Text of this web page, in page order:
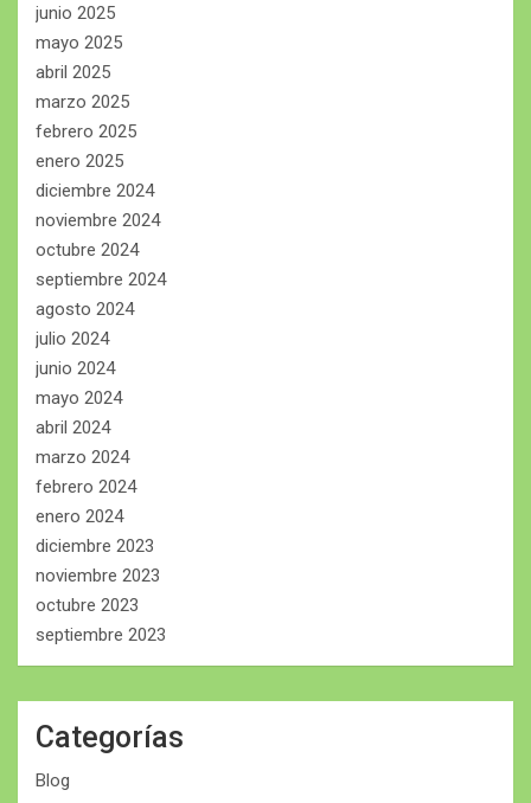
junio 2025
mayo 2025
abril 2025
marzo 2025
febrero 2025
enero 2025
diciembre 2024
noviembre 2024
octubre 2024
septiembre 2024
agosto 2024
julio 2024
junio 2024
mayo 2024
abril 2024
marzo 2024
febrero 2024
enero 2024
diciembre 2023
noviembre 2023
octubre 2023
septiembre 2023
Categorías
Blog